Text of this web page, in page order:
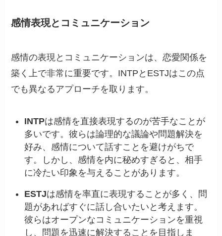
感情表現とコミュニケーション
感情の表現とコミュニケーションは、恋愛関係を
築く上で非常に重要です。INTPとESTJはこの点
でも異なるアプローチを取ります。
INTPは感情を直接表現するのが苦手なことが
多いです。彼らは論理的な議論や問題解決を
好み、感情について話すことを避けがちで
す。しかし、感情を内に秘めすぎると、相手
に冷たい印象を与えることがあります。
ESTJは感情を率直に表現することが多く、問
題があればすぐに話し合いたいと考えます。
彼らはオープンなコミュニケーションを重視
し、問題を迅速に解決することを目指しま